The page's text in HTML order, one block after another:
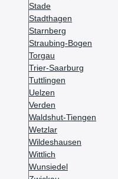
Stade
Stadthagen
Starnberg
Straubing-Bogen
Torgau
Trier-Saarburg
Tuttlingen
Uelzen
Verden
Waldshut-Tiengen
Wetzlar
Wildeshausen
Wittlich
Wunsiedel